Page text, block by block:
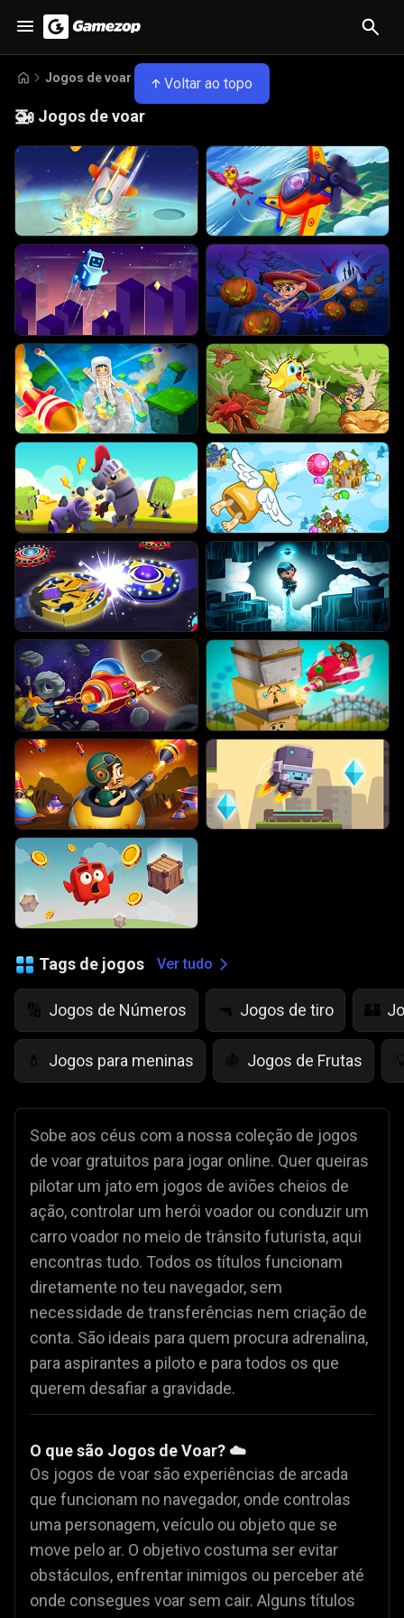
Voltar ao topo
Jogos de voar
🚁 Jogos de voar
Tags de jogos Ver tudo
🔢 Jogos de Números 🔫 Jogos de tiro 🏰
💄 Jogos para meninas 🍇 Jogos de Frutas
Sobe aos céus com a nossa coleção de jogos
de voar gratuitos para jogar online. Quer queiras
pilotar um jato em jogos de aviões cheios de
ação, controlar um herói voador ou conduzir um
carro voador no meio de trânsito futurista, aqui
encontras tudo. Todos os títulos funcionam
diretamente no teu navegador, sem
necessidade de transferências nem criação de
conta. São ideais para quem procura adrenalina,
para aspirantes a piloto e para todos os que
querem desafiar a gravidade.
O que são Jogos de Voar? ☁️
Os jogos de voar são experiências de arcada
que funcionam no navegador, onde controlas
uma personagem, veículo ou objeto que se
move pelo ar. O objetivo costuma ser evitar
obstáculos, enfrentar inimigos ou perceber até
onde consegues voar sem cair. Alguns títulos